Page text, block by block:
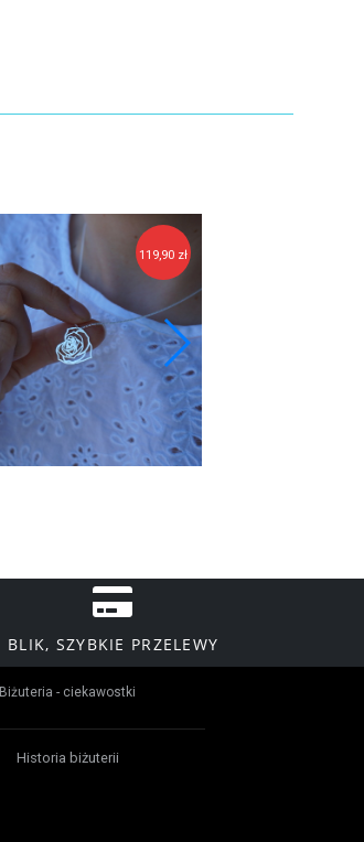
119,90 zł
BLIK, SZYBKIE PRZELEWY
Biżuteria - ciekawostki
Historia biżuterii